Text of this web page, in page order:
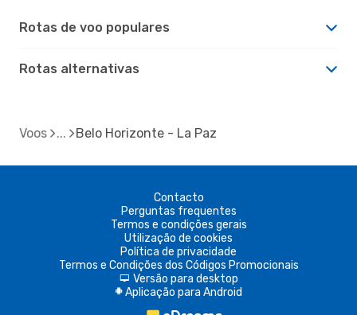
Rotas de voo populares
Rotas alternativas
Voos Belo Horizonte - La Paz
Contacto
Perguntas frequentes
Termos e condições gerais
Utilização de cookies
Política de privacidade
Termos e Condições dos Códigos Promocionais
d Versão para desktop
A Aplicação para Android